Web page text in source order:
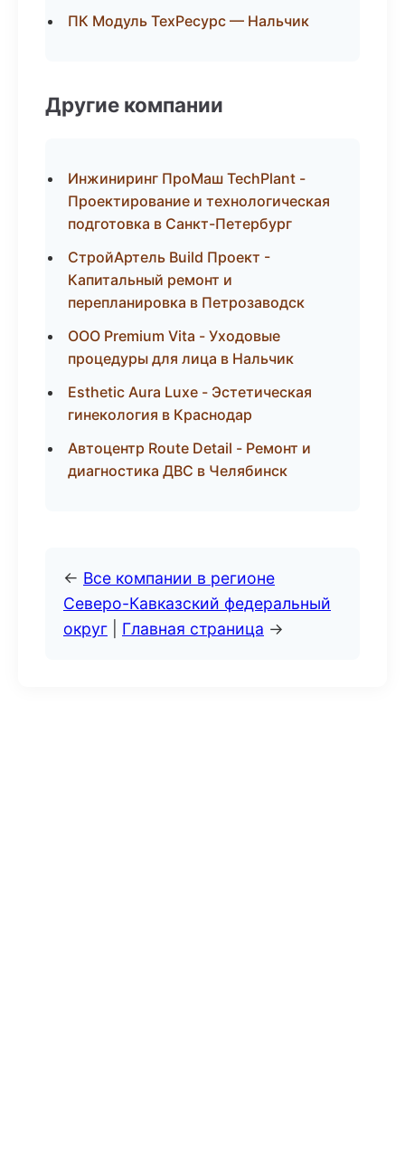
ПК Модуль ТехРесурс — Нальчик
Другие компании
Инжиниринг ПроМаш TechPlant -
Проектирование и технологическая
подготовка в Санкт-Петербург
СтройАртель Build Проект -
Капитальный ремонт и
перепланировка в Петрозаводск
ООО Premium Vita - Уходовые
процедуры для лица в Нальчик
Esthetic Aura Luxe - Эстетическая
гинекология в Краснодар
Автоцентр Route Detail - Ремонт и
диагностика ДВС в Челябинск
← Все компании в регионе
Северо-Кавказский федеральный
округ
Главная страница →